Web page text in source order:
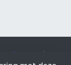
SEO-bureau
Lion